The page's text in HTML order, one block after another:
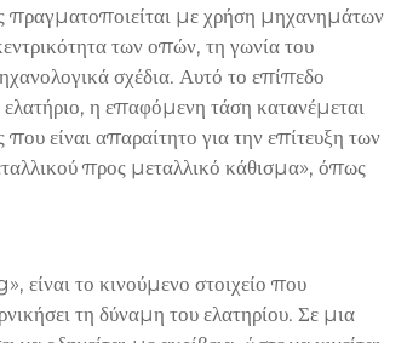
πραγματοποιείται με χρήση μηχανημάτων
των οπών, τη γωνία του
σχέδια. Αυτό το επίπεδο
ελατήριο, η επαφόμενη τάση κατανέμεται
είναι απαραίτητο για την επίτευξη των
προς μεταλλικό κάθισμα», όπως
το κινούμενο στοιχείο που
τη δύναμη του ελατηρίου. Σε μια